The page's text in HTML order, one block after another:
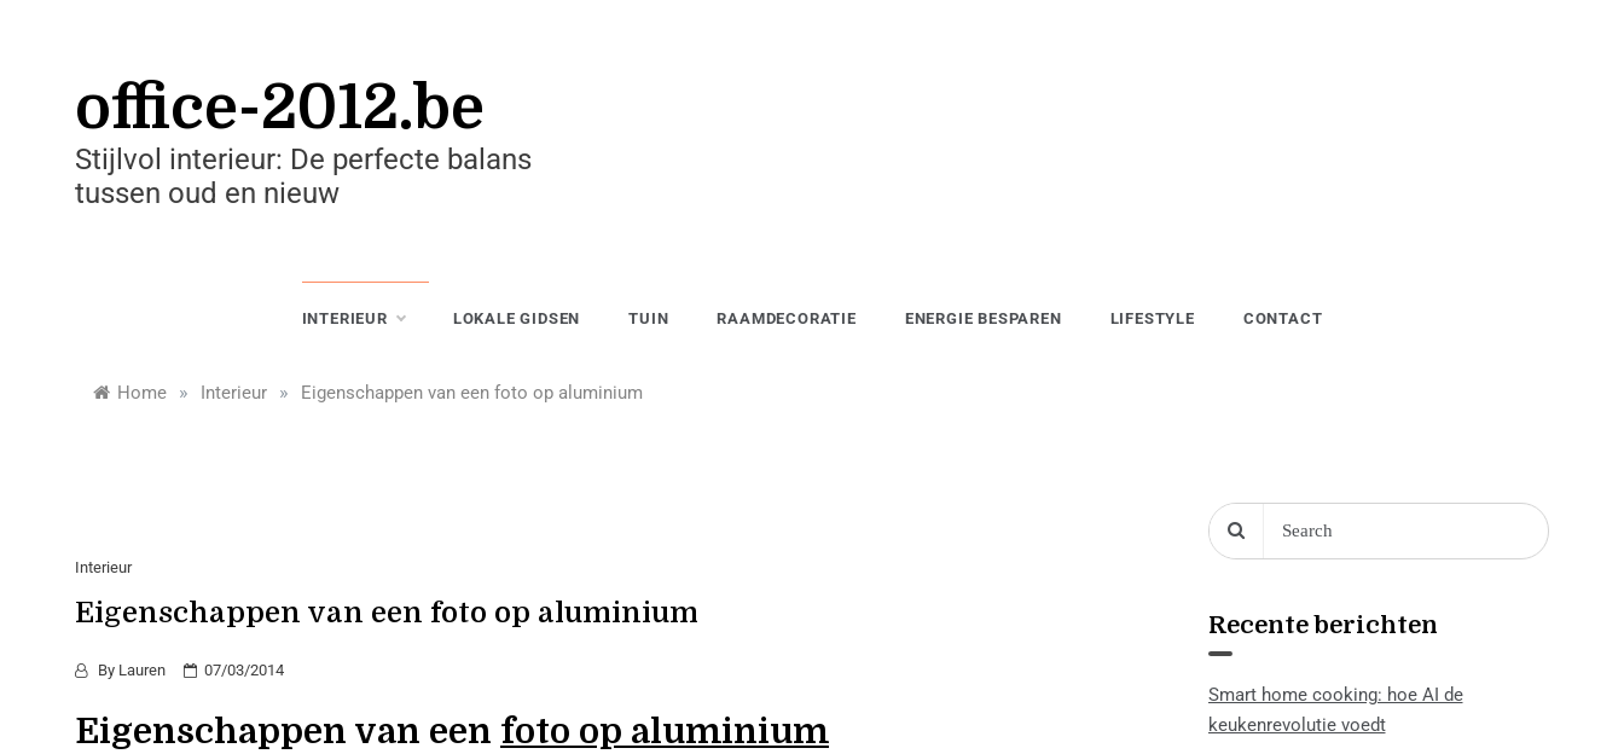
office-2012.be
Stijlvol interieur: De perfecte balans
tussen oud en nieuw
INTERIEUR LOKALE GIDSEN TUIN RAAMDECORATIE ENERGIE BESPAREN LIFESTYLE CONTACT
Home » Interieur » Eigenschappen van een foto op aluminium
Interieur
Eigenschappen van een foto op aluminium
By Lauren 07/03/2014
Eigenschappen van een foto op aluminium
Recente berichten
Smart home cooking: hoe AI de
keukenrevolutie voedt